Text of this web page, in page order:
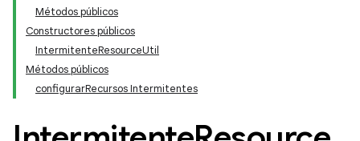
Métodos públicos
Constructores públicos
IntermitenteResourceUtil
Métodos públicos
configurarRecursos Intermitentes